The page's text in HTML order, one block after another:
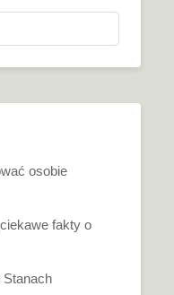
osobie
fakty o